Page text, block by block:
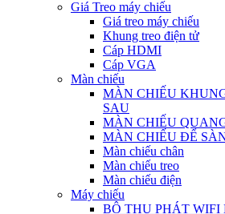
Giá Treo máy chiếu
Giá treo máy chiếu
Khung treo điện tử
Cáp HDMI
Cáp VGA
Màn chiếu
MÀN CHIẾU
SAU
MÀN CHIẾU
MÀN CHIẾU ĐỂ
Màn chiếu chân
Màn chiếu treo
Màn chiếu điện
Máy chiếu
BỘ THU PHÁT WIFI